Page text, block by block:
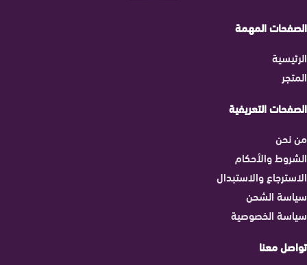
الصفحات المهمة
الرئيسية
المتجر
الصفحات التعريفية
من نحن
الشروط والأحكام
الاسترجاع والاستبدال
سياسة الشحن
سياسة الخصوصية
تواصل معنا